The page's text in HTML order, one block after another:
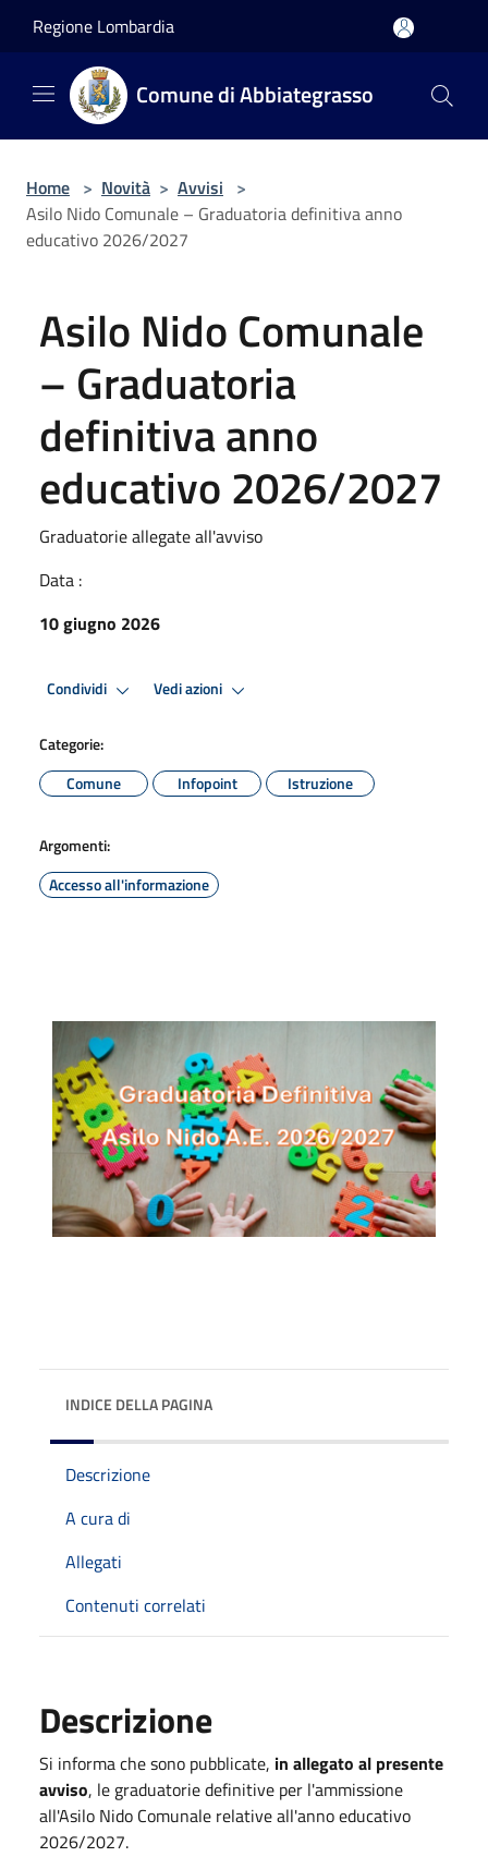
Regione Lombardia
Comune di Abbiategrasso
Home > Novità > Avvisi >
Asilo Nido Comunale – Graduatoria definitiva anno
educativo 2026/2027
Asilo Nido Comunale
– Graduatoria
definitiva anno
educativo 2026/2027
Graduatorie allegate all'avviso
Data :
10 giugno 2026
Condividi Vedi azioni
Categorie:
Comune
Infopoint Istruzione
Argomenti:
Accesso all'informazione
INDICE DELLA PAGINA
Descrizione
A cura di
Allegati
Contenuti correlati
Descrizione
Si informa che sono pubblicate, in allegato al presente
avviso, le graduatorie definitive per l'ammissione
all'Asilo Nido Comunale relative all'anno educativo
2026/2027.